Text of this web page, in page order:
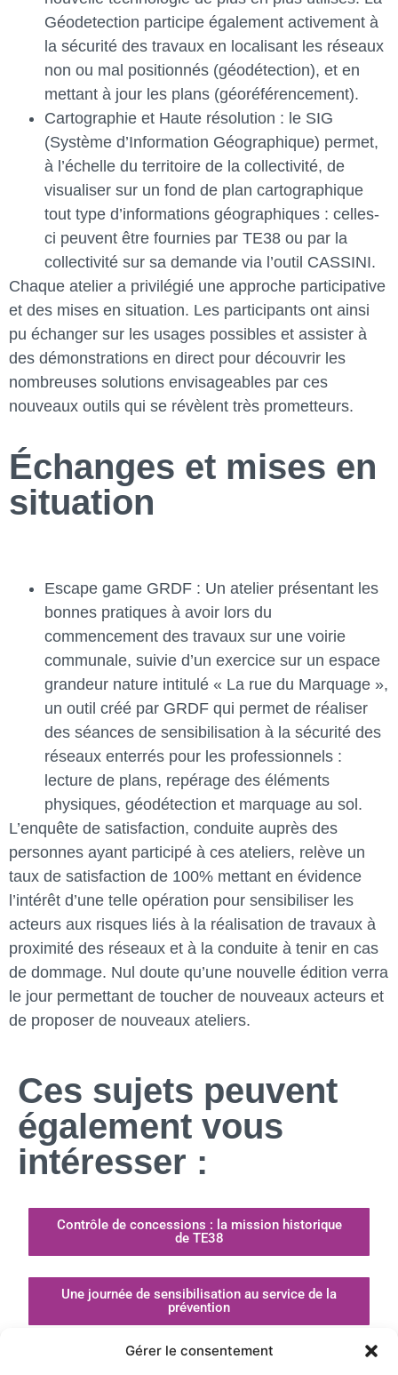
Gérer le consentement
Géodetection participe également activement à
la sécurité des travaux en localisant les réseaux
non ou mal positionnés (géodétection), et en
mettant à jour les plans (géoréférencement).
Cartographie et Haute résolution : le SIG
(Système d’Information Géographique) permet,
à l’échelle du territoire de la collectivité, de
visualiser sur un fond de plan cartographique
tout type d’informations géographiques : celles-
ci peuvent être fournies par TE38 ou par la
collectivité sur sa demande via l’outil CASSINI.
Chaque atelier a privilégié une approche participative
et des mises en situation. Les participants ont ainsi
pu échanger sur les usages possibles et assister à
des démonstrations en direct pour découvrir les
nombreuses solutions envisageables par ces
nouveaux outils qui se révèlent très prometteurs.
Échanges et mises en
situation
Escape game GRDF : Un atelier présentant les
bonnes pratiques à avoir lors du
commencement des travaux sur une voirie
communale, suivie d’un exercice sur un espace
grandeur nature intitulé « La rue du Marquage »,
un outil créé par GRDF qui permet de réaliser
des séances de sensibilisation à la sécurité des
réseaux enterrés pour les professionnels :
lecture de plans, repérage des éléments
physiques, géodétection et marquage au sol.
L’enquête de satisfaction, conduite auprès des
personnes ayant participé à ces ateliers, relève un
taux de satisfaction de 100% mettant en évidence
l’intérêt d’une telle opération pour sensibiliser les
acteurs aux risques liés à la réalisation de travaux à
proximité des réseaux et à la conduite à tenir en cas
de dommage. Nul doute qu’une nouvelle édition verra
le jour permettant de toucher de nouveaux acteurs et
de proposer de nouveaux ateliers.
Ces sujets peuvent
également vous
intéresser :
Contrôle de concessions : la mission historique
de TE38
Une journée de sensibilisation au service de la
prévention